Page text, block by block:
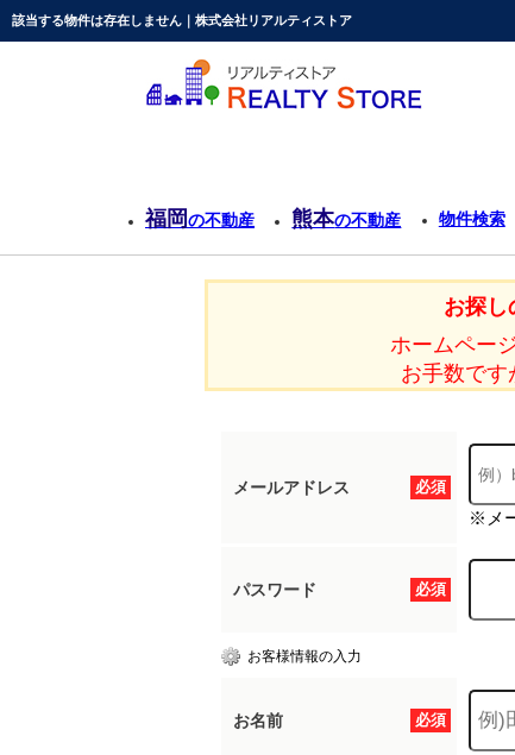
該当する物件は存在しません｜株式会社リアルティストア
福岡の不動産 熊本の不動産 物件検索
お探し
ホームペー
お手数です
必須
メールアドレス
※メ
必須
パスワード
お客様情報の入力
必須
お名前